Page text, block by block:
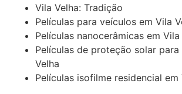
Vila Velha: Tradição
Películas para veículos em Vila
Películas nanocerâmicas em Vila
Películas de proteção solar
Velha
Películas isofilme residencial em